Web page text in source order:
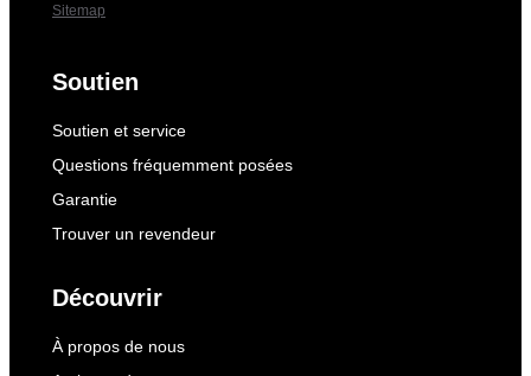
Sitemap
Soutien
Soutien et service
Questions fréquemment posées
Garantie
Trouver un revendeur
Découvrir
À propos de nous